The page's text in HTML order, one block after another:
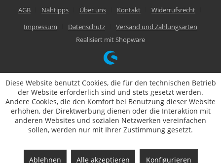
AGB Nähtipps Über uns Kontakt
Widerrufsrecht
Impressum
Datenschutz
Versand und Zahlungsarten
Realisiert mit Shopware
Diese Website benutzt Cookies, die für den technischen Betrieb
der Website erforderlich sind und stets gesetzt werden.
Andere Cookies, die den Komfort bei Benutzung dieser Website
erhöhen, der Direktwerbung dienen oder die Interaktion mit
anderen Websites und sozialen Netzwerken vereinfachen
sollen, werden nur mit Ihrer Zustimmung gesetzt.
Ablehnen Alle akzeptieren Konfigurieren